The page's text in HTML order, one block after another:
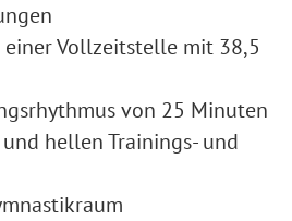
Vollzeitstelle mit 38,5
von 25 Minuten
hellen Trainings- und